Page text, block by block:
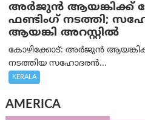
അർജുൻ ആയങ്കിക്ക്
ഫണ്ടിംഗ് നടത്തി;
ആയങ്കി അറസ്റ്റിൽ
കോഴിക്കോട്: അർജുൻ
നടത്തിയ സഹോദരന്‍...
KERALA
AMERICA